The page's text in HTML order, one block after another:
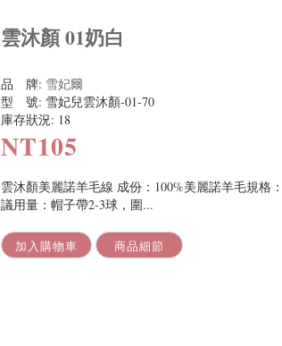
雲沐顏 01奶白
品 牌: 雪妃爾
型 號: 雪妃兒雲沐顏-01-70
庫存狀況: 18
NT105
雲沐顏美麗諾羊毛線 成份：100%美麗諾羊毛規格
議用量：帽子帶2-3球，圍...
加入購物車 商品細節